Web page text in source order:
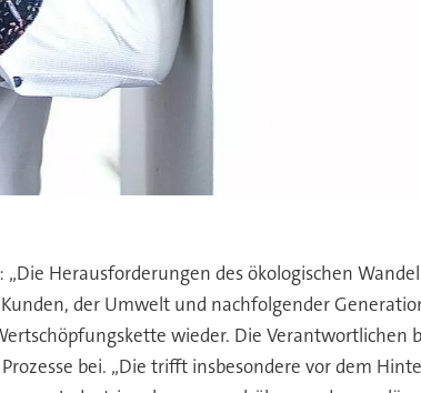
Herausforderungen des ökologischen
der Umwelt und nachfolgender
wieder. Die Verantwortlichen
bei. „Die trifft insbesondere vor dem